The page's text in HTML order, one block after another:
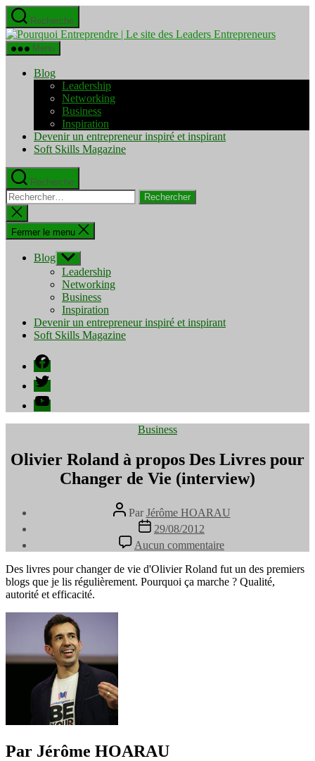
Aller
au
contenu
Recherche
Pourquoi
Menu
Blog
Leadership
Networking
Business
Inspiration
Devenir un entrepreneur inspiré et inspirant
Soft Skills Magazine
Recherche
Rechercher :
Fermer
la
recherche
Fermer le menu
Blog Afficher
le
sous-
menu
Leadership
Networking
Business
Inspiration
Devenir un entrepreneur inspiré et inspirant
Soft Skills Magazine
Facebook
Twitter
YouTube
Catégories
Business
Olivier Roland à propos Des Livres pour
Changer de Vie (interview)
Auteur
de
l’article
Par Jérôme HOARAU
Date
l’article
29/08/2012
Aucun commentaire
Olivier
Roland
à
Des livres pour changer de vie d'Olivier Roland fut un des premiers
blogs que je lis régulièrement. Pourquoi ça marche ? Qualité,
autorité et efficacité.
Par Jérôme HOARAU